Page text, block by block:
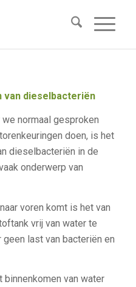
van dieselbacteriën
we normaal gesproken
doen, is het
dieselbacteriën in de
onderwerp van
voren komt is het van
vrij van water te
geen last van bacteriën en
binnenkomen van water